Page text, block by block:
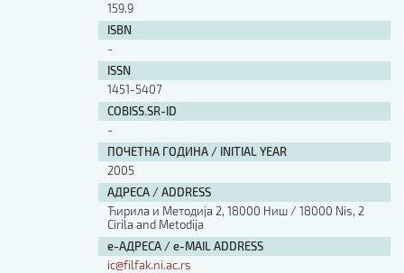
159.9
ISBN
-
ISSN
1451-5407
COBISS.SR-ID
-
ПОЧЕТНА ГОДИНА / INITIAL YEAR
2005
АДРЕСА / ADDRESS
Ћирила и Методија 2, 18000 Ниш / 18000 Nis, 2
Cirila and Metodija
е-АДРЕСА / e-MAIL ADDRESS
ic@filfak.ni.ac.rs